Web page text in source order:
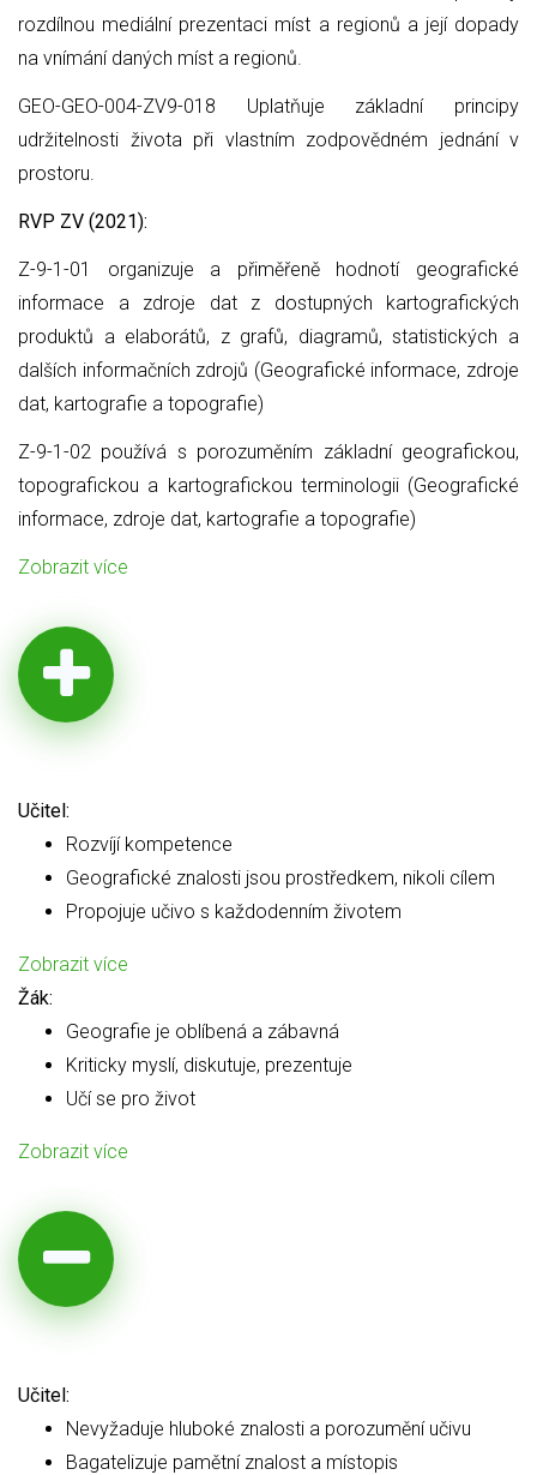
rozdílnou mediální prezentaci míst a regionů a její dopady
na vnímání daných míst a regionů.
GEO-GEO-004-ZV9-018 Uplatňuje základní principy
udržitelnosti života při vlastním zodpovědném jednání v
prostoru.
RVP ZV (2021):
Z-9-1-01 organizuje a přiměřeně hodnotí geografické
informace a zdroje dat z dostupných kartografických
produktů a elaborátů, z grafů, diagramů, statistických a
dalších informačních zdrojů (Geografické informace, zdroje
dat, kartografie a topografie)
Z-9-1-02 používá s porozuměním základní geografickou,
topografickou a kartografickou terminologii (Geografické
informace, zdroje dat, kartografie a topografie)
Zobrazit více
Učitel:
Rozvíjí kompetence
Geografické znalosti jsou prostředkem, nikoli cílem
Propojuje učivo s každodenním životem
Zobrazit více
Žák:
Geografie je oblíbená a zábavná
Kriticky myslí, diskutuje, prezentuje
Učí se pro život
Zobrazit více
Učitel:
Nevyžaduje hluboké znalosti a porozumění učivu
Bagatelizuje pamětní znalost a místopis